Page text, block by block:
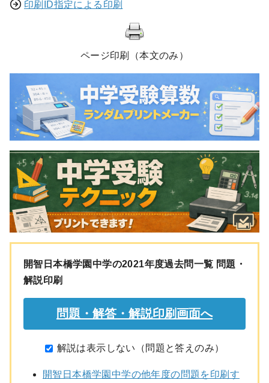
印刷ID指定による印刷
ページ印刷（本文のみ）
開智日本橋学園中学の2021年度過去問一覧 問題・
解説印刷
解説は表示しない（問題と答えのみ）
開智日本橋学園中学の他年度の問題を印刷す